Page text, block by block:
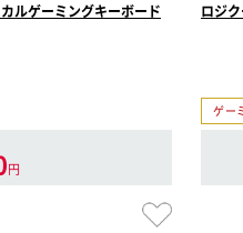
ルゲーミングキーボード
円
ロジ
ゲー